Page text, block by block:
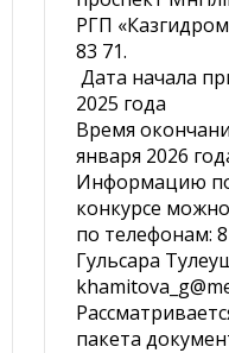
РГП
83 71.
Дата начала
2025 года
Время
января 2026
Информацию
конкурсе
по телефонам:
Гульсара
пакета